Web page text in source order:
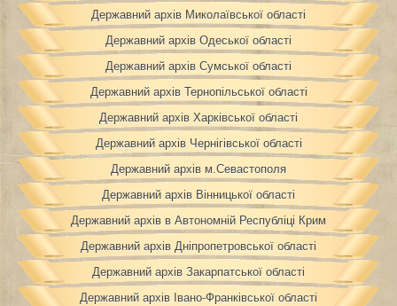
Державний архів Миколаївської області
Державний архів Одеської області
Державний архів Сумської області
Державний архів Тернопільської області
Державний архів Харківської області
Державний архів Чернігівської області
Державний архів м.Севастополя
Державний архів Вінницької області
Державний архів в Автономній Республіці Крим
Державний архів Дніпропетровської області
Державний архів Закарпатської області
Державний архів Івано-Франківської області